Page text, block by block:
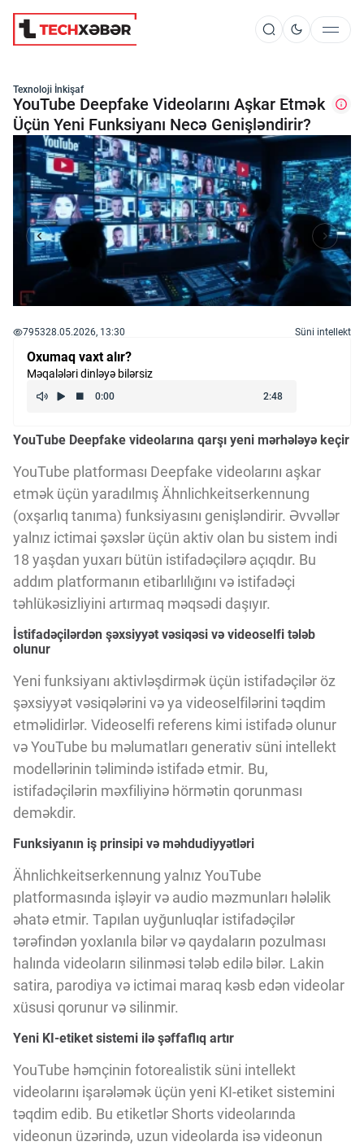
Süni İntellekt
Elm və Kosmos
Texnoloji İnkişaf
İnnovasiya və Startaplar
Robot və Cihazlar
Kriptovalyuta
ÇƏRƏZLƏR SİYASƏTİ
İSTIFADƏ ŞƏRTLƏRİ
MƏXFİLİK SİYASƏTİ
Vizyoner Baxışı
Innovasiya Bələdçisi
Gələcəyin Təhlili
Podkastlar
Texnoloji İnkişaf
YouTube Deepfake Videolarını Aşkar Etmək
Üçün Yeni Funksiyanı Necə Genişləndirir?
795328.05.2026, 13:30 Süni intellekt
Oxumaq vaxt alır?
Məqalələri dinləyə bilərsiz
YouTube Deepfake videolarına qarşı yeni mərhələyə keçir
YouTube platforması Deepfake videolarını aşkar
etmək üçün yaradılmış Ähnlichkeitserkennung
(oxşarlıq tanıma) funksiyasını genişləndirir. Əvvəllər
yalnız ictimai şəxslər üçün aktiv olan bu sistem indi
18 yaşdan yuxarı bütün istifadəçilərə açıqdır. Bu
addım platformanın etibarlılığını və istifadəçi
təhlükəsizliyini artırmaq məqsədi daşıyır.
İstifadəçilərdən şəxsiyyət vəsiqəsi və videoselfi tələb
olunur
Yeni funksiyanı aktivləşdirmək üçün istifadəçilər öz
şəxsiyyət vəsiqələrini və ya videoselfilərini təqdim
etməlidirlər. Videoselfi referens kimi istifadə olunur
və YouTube bu məlumatları generativ süni intellekt
modellərinin təlimində istifadə etmir. Bu,
istifadəçilərin məxfiliyinə hörmətin qorunması
deməkdir.
Funksiyanın iş prinsipi və məhdudiyyətləri
Ähnlichkeitserkennung yalnız YouTube
platformasında işləyir və audio məzmunları hələlik
əhatə etmir. Tapılan uyğunluqlar istifadəçilər
tərəfindən yoxlanıla bilər və qaydaların pozulması
halında videoların silinməsi tələb edilə bilər. Lakin
satira, parodiya və ictimai maraq kəsb edən videolar
xüsusi qorunur və silinmir.
Yeni KI-etiket sistemi ilə şəffaflıq artır
YouTube həmçinin fotorealistik süni intellekt
videolarını işarələmək üçün yeni KI-etiket sistemini
təqdim edib. Bu etiketlər Shorts videolarında
videonun üzərində, uzun videolarda isə videonun